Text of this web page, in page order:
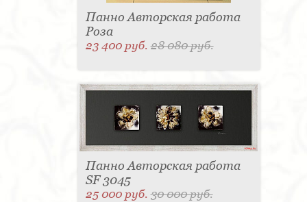
Панно Авторская работа
Роза
23 400 руб.28 080 руб.
Панно Авторская работа
SF 3045
25 000 руб.30 000 руб.